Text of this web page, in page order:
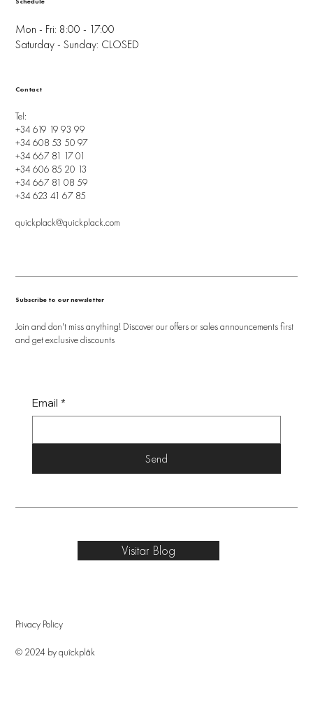
Mon - Fri: 8:00 - 17:00
Saturday - Sunday: CLOSED
Tel:
+34 619 19 93 99
+34 608 53 50 97
+34 667 81 17 01
+34 606 85 20 13
+34 667 81 08 59
+34 623 41 67 85
quickplack@quickplack.com
Contact
Subscribe to our newsletter
Join and don't miss anything! Discover our offers or sales announcements first
and get exclusive discounts
Email *
Send
Privacy Policy
© 2024 by quîckplâk
Visitar Blog